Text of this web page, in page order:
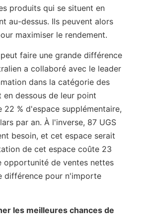
produits qui se situent en
au-dessus. Ils peuvent alors
maximiser le rendement.
faire une grande différence
a collaboré avec le leader
dans la catégorie des
dessous de leur point
% d'espace supplémentaire,
par an. À l'inverse, 87 UGS
besoin, et cet espace serait
de cet espace coûte 23
opportunité de ventes nettes
différence pour n'importe
les meilleures chances de